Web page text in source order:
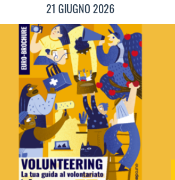
21 GIUGNO 2026